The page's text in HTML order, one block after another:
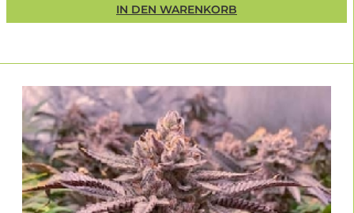
IN DEN WARENKORB